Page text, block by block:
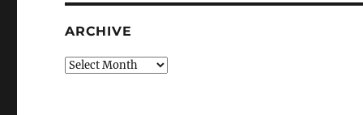
ARCHIVE
Archive